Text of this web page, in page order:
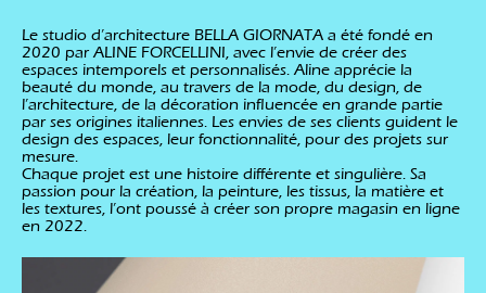
Le studio d’architecture BELLA GIORNATA a été fondé en
2020 par ALINE FORCELLINI, avec l’envie de créer des
espaces intemporels et personnalisés. Aline apprécie la
beauté du monde, au travers de la mode, du design, de
l’architecture, de la décoration influencée en grande partie
par ses origines italiennes. Les envies de ses clients guident le
design des espaces, leur fonctionnalité, pour des projets sur
mesure.
Chaque projet est une histoire différente et singulière. Sa
passion pour la création, la peinture, les tissus, la matière et
les textures, l’ont poussé à créer son propre magasin en ligne
en 2022.